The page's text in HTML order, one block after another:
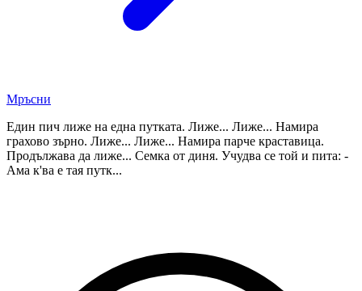
Мръсни
Един пич лиже на една путката. Лиже... Лиже... Намира
грахово зърно. Лиже... Лиже... Намира парче краставица.
Продължава да лиже... Семка от диня. Учудва се той и пита: -
Ама к'ва е тая путк...